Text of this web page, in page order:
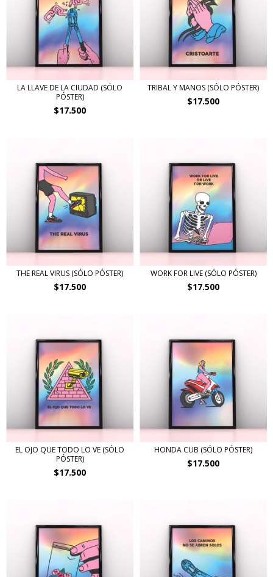
LA LLAVE DE LA CIUDAD (SÓLO
PÓSTER)
$17.500
TRIBAL Y MANOS (SÓLO PÓSTER)
$17.500
THE REAL VIRUS (SÓLO PÓSTER)
$17.500
WORK FOR LIVE (SÓLO PÓSTER)
$17.500
EL OJO QUE TODO LO VE (SÓLO
PÓSTER)
$17.500
HONDA CUB (SÓLO PÓSTER)
$17.500